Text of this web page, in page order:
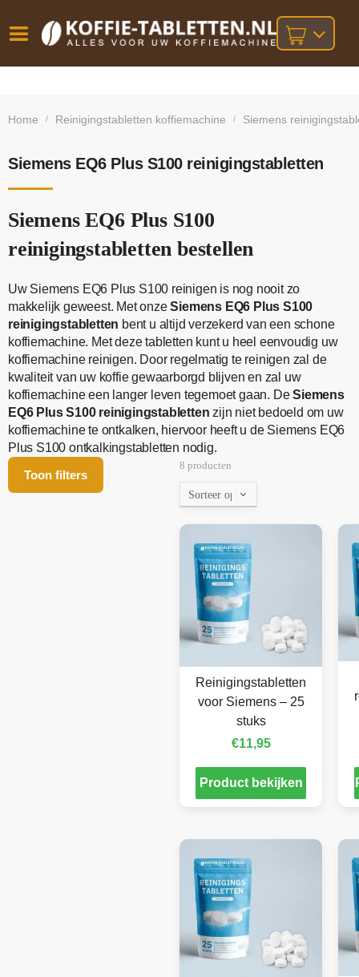
besteld,
bij orders
Home / Reinigingstabletten koffiemachine / Siemens
Siemens EQ6 Plus S100 reinigingstabletten
Siemens EQ6 Plus S100
reinigingstabletten bestellen
Uw Siemens EQ6 Plus S100 reinigen is nog nooit zo
makkelijk geweest. Met onzeSiemens EQ6 Plus S100
reinigingstabletten bent u altijd verzekerd van een schone
koffiemachine. Met deze tabletten kunt u heel eenvoudig uw
koffiemachine reinigen. Door regelmatig te reinigen zal de
kwaliteit van uw koffie gewaarborgd blijven en zal uw
koffiemachine een langer leven tegemoet gaan. DeSiemens
EQ6 Plus S100 reinigingstabletten zijn niet bedoeld om uw
koffiemachine te ontkalken, hiervoor heeft u de Siemens EQ6
Plus S100 ontkalkingstabletten nodig.
Toon filters
8 producten
Reinigingstabletten
voor Siemens – 25
stuks
€11,95
Product bekijken